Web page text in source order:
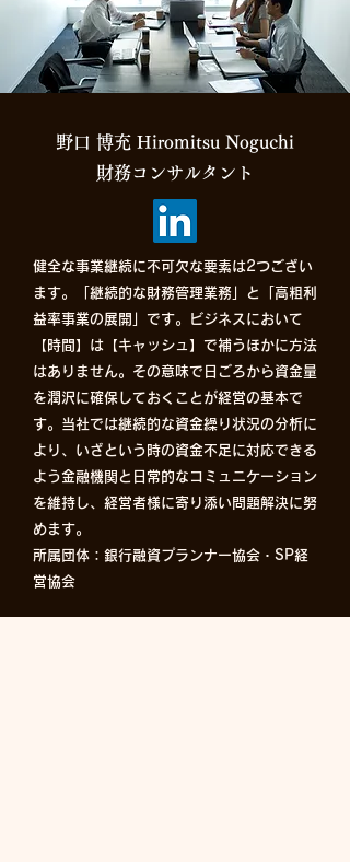
野口 博充 Hiromitsu Noguchi
財務コンサルタント
健全な事業継続に不可欠な要素は2つござい
ます。「継続的な財務管理業務」と「高粗利
益率事業の展開」です。ビジネスにおいて
【時間】は【キャッシュ】で補うほかに方法
はありません。その意味で日ごろから資金量
を潤沢に確保しておくことが経営の基本で
す。当社では継続的な資金繰り状況の分析に
より、いざという時の資金不足に対応できる
よう金融機関と日常的なコミュニケーション
を維持し、経営者様に寄り添い問題解決に努
めます。
​所属団体：銀行融資プランナー協会・SP経
営協会